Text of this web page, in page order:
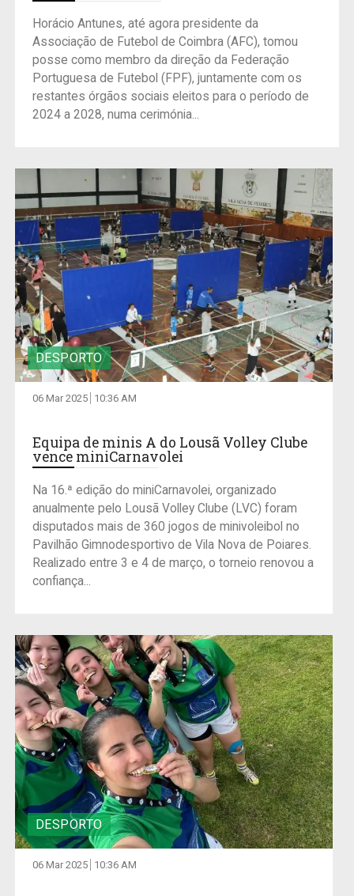
Horácio Antunes, até agora presidente da
Associação de Futebol de Coimbra (AFC), tomou
posse como membro da direção da Federação
Portuguesa de Futebol (FPF), juntamente com os
restantes órgãos sociais eleitos para o período de
2024 a 2028, numa cerimónia...
DESPORTO
06 Mar 2025 10:36 AM
Equipa de minis A do Lousã Volley Clube
vence miniCarnavolei
Na 16.ª edição do miniCarnavolei, organizado
anualmente pelo Lousã Volley Clube (LVC) foram
disputados mais de 360 jogos de minivoleibol no
Pavilhão Gimnodesportivo de Vila Nova de Poiares.
Realizado entre 3 e 4 de março, o torneio renovou a
confiança...
DESPORTO
06 Mar 2025 10:36 AM